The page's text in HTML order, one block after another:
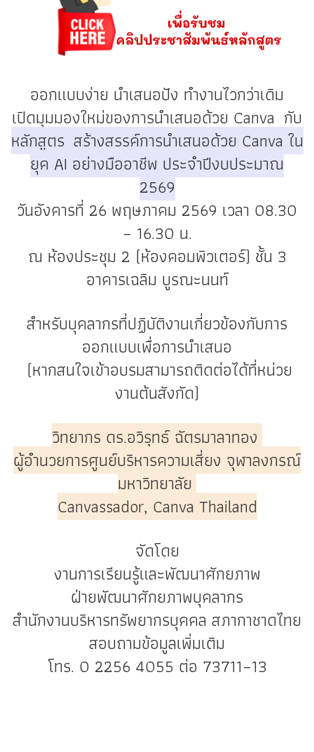
ออกแบบง่าย นำเสนอปัง ทำงานไวกว่าเดิม
เปิดมุมมองใหม่ของการนำเสนอด้วย Canva กับ
หลักสูตร สร้างสรรค์การนำเสนอด้วย Canva ใน
ยุค AI อย่างมืออาชีพ ประจำปีงบประมาณ
2569
วันอังคารที่ 26 พฤษภาคม 2569 เวลา 08.30
– 16.30 น.
ณ ห้องประชุม 2 (ห้องคอมพิวเตอร์) ชั้น 3
อาคารเฉลิม บูรณะนนท์
สำหรับบุคลากรที่ปฏิบัติงานเกี่ยวข้องกับการ
ออกแบบเพื่อการนำเสนอ
(หากสนใจเข้าอบรมสามารถติดต่อได้ที่หน่วย
งานต้นสังกัด)
วิทยากร ดร.อวิรุทธ์ ฉัตรมาลาทอง
ผู้อำนวยการศูนย์บริหารความเสี่ยง จุฬาลงกรณ์
มหาวิทยาลัย
Canvassador, Canva Thailand
จัดโดย
งานการเรียนรู้และพัฒนาศักยภาพ
ฝ่ายพัฒนาศักยภาพบุคลากร
สำนักงานบริหารทรัพยากรบุคคล สภากาชาดไทย
สอบถามข้อมูลเพิ่มเติม
โทร. 0 2256 4055 ต่อ 73711–13